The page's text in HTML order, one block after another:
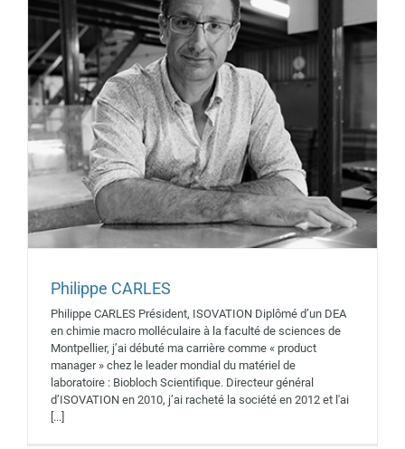
Philippe CARLES
Philippe CARLES Président, ISOVATION Diplômé d’un DEA
en chimie macro molléculaire à la faculté de sciences de
Montpellier, j’ai débuté ma carrière comme « product
manager » chez le leader mondial du matériel de
laboratoire : Biobloch Scientifique. Directeur général
d’ISOVATION en 2010, j’ai racheté la société en 2012 et l'ai
[...]